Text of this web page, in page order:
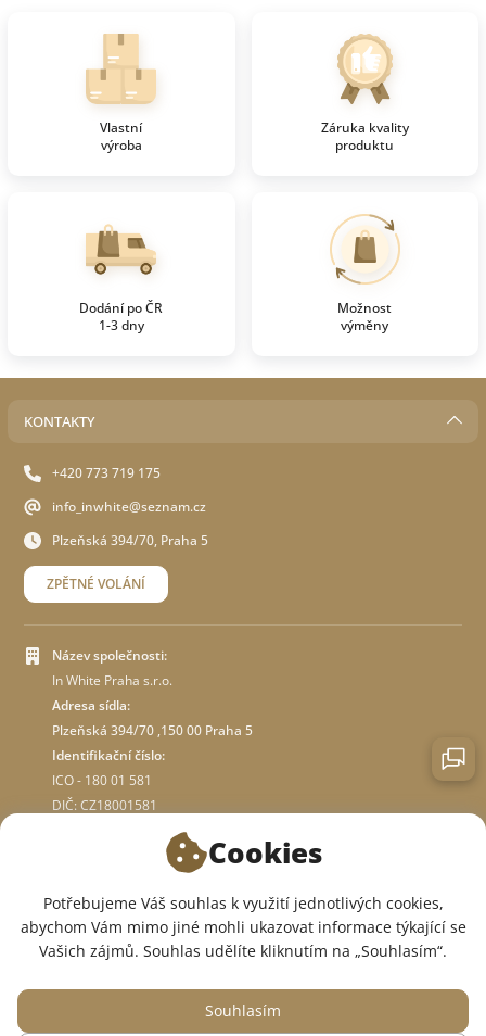
Vlastní
výroba
Záruka kvality
produktu
Dodání po ČR
1-3 dny
Možnost
výměny
KONTAKTY
+420 773 719 175
info_inwhite@seznam.cz
Plzeňská 394/70, Praha 5
ZPĚTNÉ VOLÁNÍ
Název společnosti:
In White Praha s.r.o.
Adresa sídla:
Plzeňská 394/70 ,150 00 Praha 5
Identifikační číslo:
ICO - 180 01 581
DIČ: CZ18001581
JSME V SOCIÁLNÍCH SÍTÍCH:
Cookies
Potřebujeme Váš souhlas k využití jednotlivých cookies,
abychom Vám mimo jiné mohli ukazovat informace týkající se
Vašich zájmů. Souhlas udělíte kliknutím na „Souhlasím“.
Souhlasím